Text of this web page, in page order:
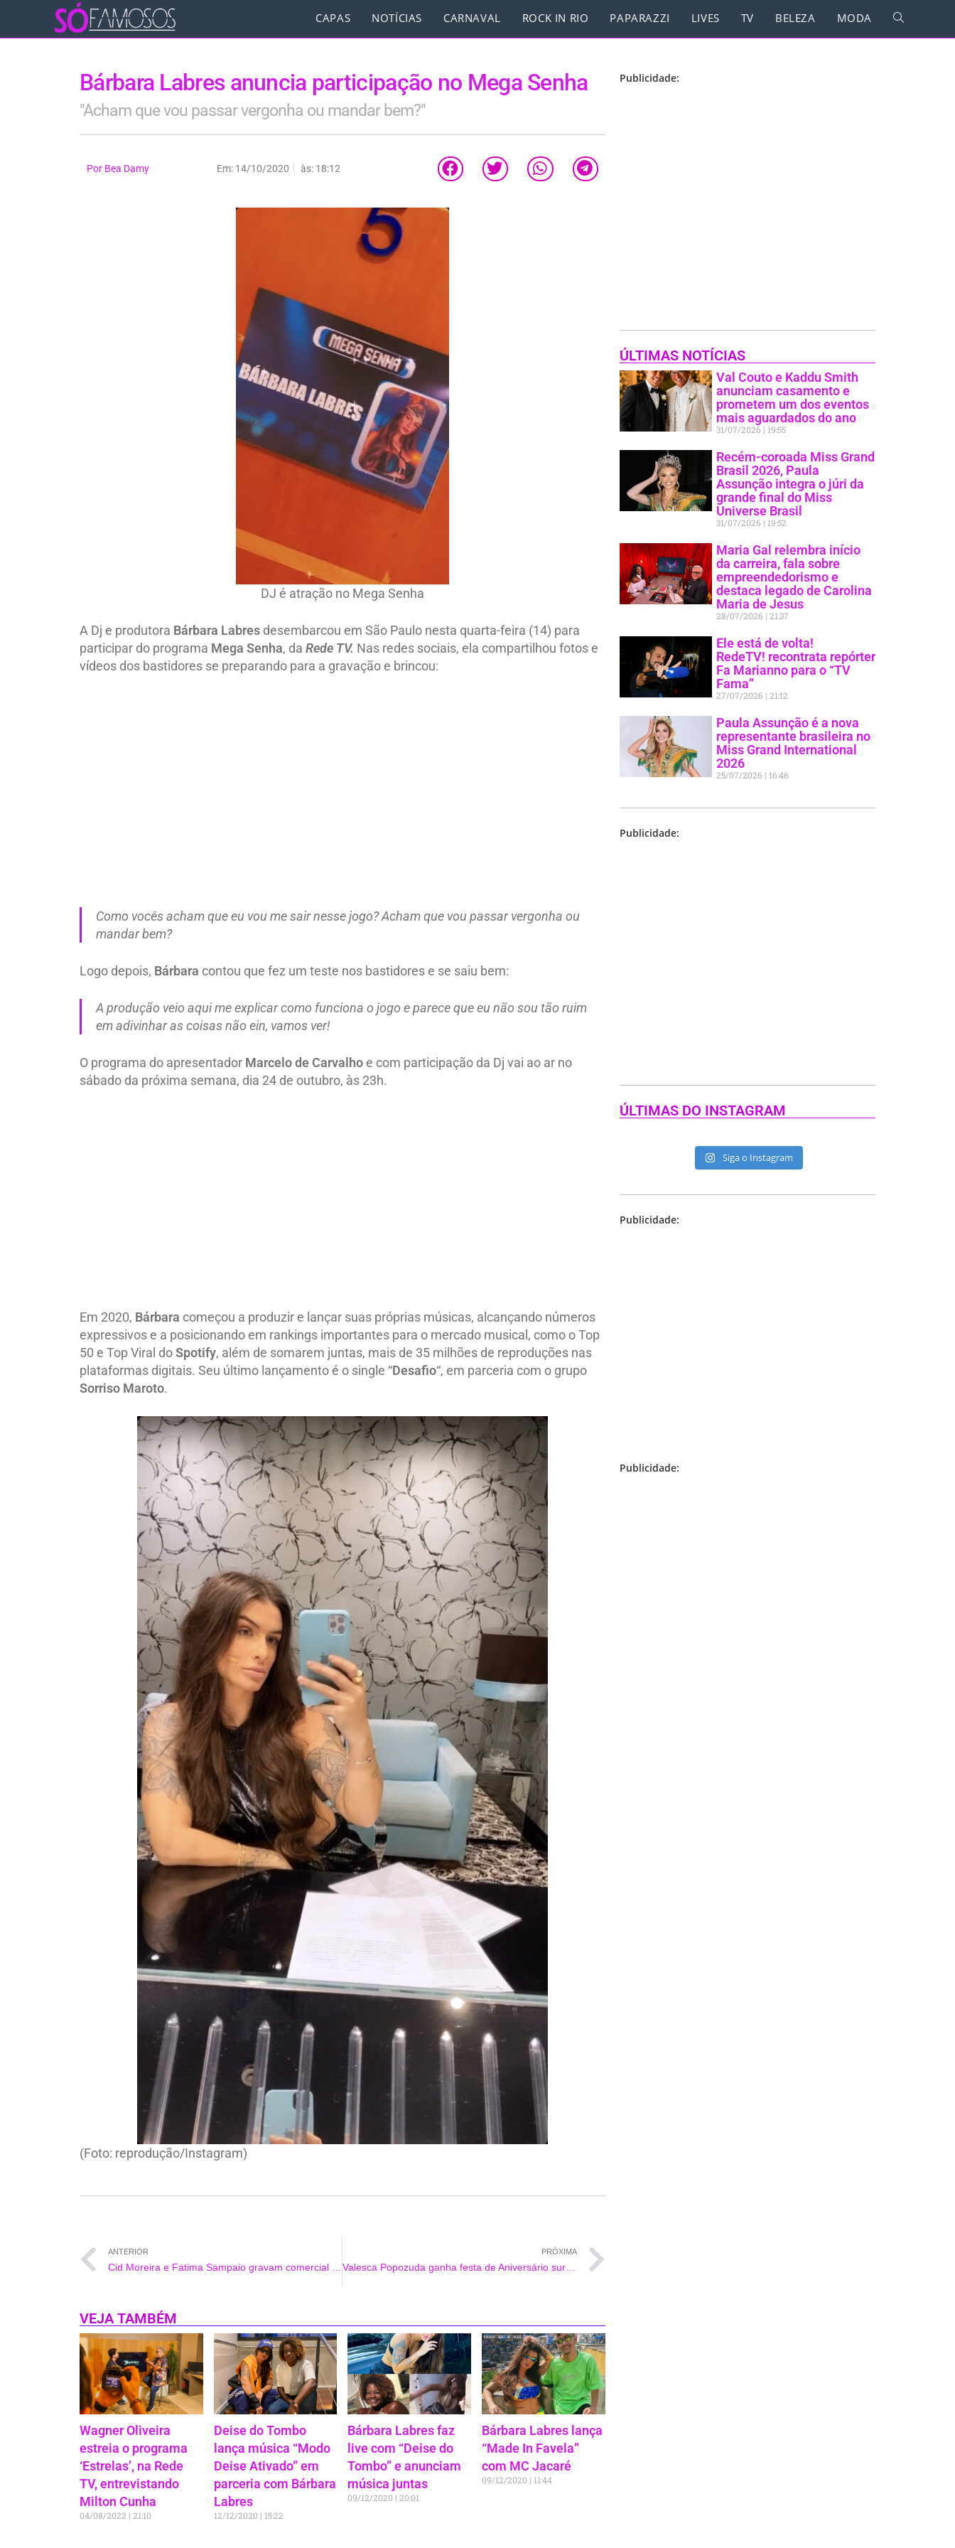
CAPAS NOTÍCIAS CARNAVAL ROCK IN RIO PAPARAZZI LIVES TV BELEZA MODA
Bárbara Labres anuncia participação no Mega Senha
"Acham que vou passar vergonha ou mandar bem?"
Por Bea Damy Em: 14/10/2020 às: 18:12
DJ é atração no Mega Senha
A Dj e produtora Bárbara Labres desembarcou em São Paulo nesta quarta-feira (14) para
participar do programa Mega Senha, da Rede TV. Nas redes sociais, ela compartilhou fotos e
vídeos dos bastidores se preparando para a gravação e brincou:
Como vocês acham que eu vou me sair nesse jogo? Acham que vou passar vergonha ou
mandar bem?
Logo depois, Bárbara contou que fez um teste nos bastidores e se saiu bem:
A produção veio aqui me explicar como funciona o jogo e parece que eu não sou tão ruim
em adivinhar as coisas não ein, vamos ver!
O programa do apresentador Marcelo de Carvalhoe com participação da Dj vai ao ar no
sábado da próxima semana, dia 24 de outubro, às 23h.
Em 2020, Bárbara começou a produzir e lançar suas próprias músicas, alcançando números
expressivos e a posicionando em rankings importantes para o mercado musical, como o Top
50 e Top Viral doSpotify, além de somarem juntas, mais de 35 milhões de reproduções nas
plataformas digitais. Seu último lançamento é o single “Desafio“, em parceria com o grupo
Sorriso Maroto.
(Foto: reprodução/Instagram)
ANTERIOR PRÓXIMA
VEJA TAMBÉM
Wagner Oliveira
estreia o programa
‘Estrelas’, na Rede
TV, entrevistando
Milton Cunha
04/08/2022 21:10
Deise do Tombo
lança música “Modo
Deise Ativado” em
parceria com Bárbara
Labres
12/12/2020 15:22
Bárbara Labres faz
live com “Deise do
Tombo” e anunciam
música juntas
09/12/2020 20:01
Bárbara Labres lança
“Made In Favela”
com MC Jacaré
09/12/2020 11:44
Publicidade:
ÚLTIMAS NOTÍCIAS
Val Couto e Kaddu Smith
anunciam casamento e
prometem um dos eventos
mais aguardados do ano
31/07/2026 19:55
Recém-coroada Miss Grand
Brasil 2026, Paula
Assunção integra o júri da
grande final do Miss
Universe Brasil
31/07/2026 19:52
Maria Gal relembra início
da carreira, fala sobre
empreendedorismo e
destaca legado de Carolina
Maria de Jesus
28/07/2026 21:37
Ele está de volta!
RedeTV! recontrata repórter
Fa Marianno para o “TV
Fama”
27/07/2026 21:12
Paula Assunção é a nova
representante brasileira no
Miss Grand International
2026
25/07/2026 16:46
Publicidade:
ÚLTIMAS DO INSTAGRAM
Siga o Instagram
Publicidade:
Publicidade: